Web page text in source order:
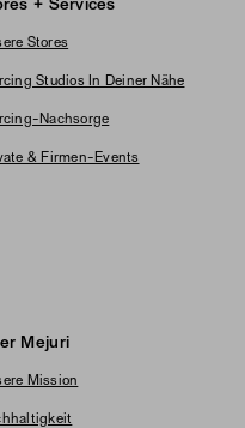
+ Services
Stores
Studios In Deiner Nähe
Nachsorge
& Firmen-Events
Mejuri
Mission